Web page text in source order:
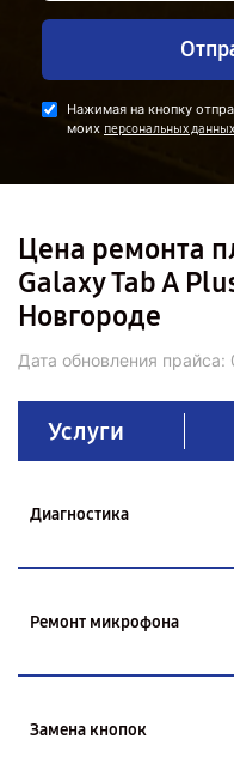
Нажимая на кнопку
моих персональных данных
Цена ремонта
Galaxy Tab A
Новгороде
Дата обновления прайса:
Услуги
Диагностика
Ремонт микрофона
Замена кнопок